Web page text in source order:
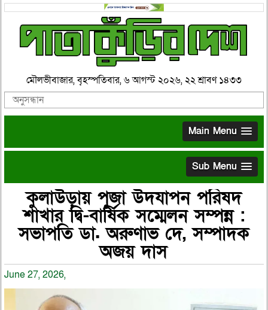
মৌলভীবাজার, বৃহস্পতিবার, ৬ আগস্ট ২০২৬, ২২ শ্রাবণ ১৪৩৩
Main Menu
Sub Menu
কুলাউড়ায় পূজা উদযাপন পরিষদ
শাখার দ্বি-বার্ষিক সম্মেলন সম্পন্ন :
সভাপতি ডা. অরুণাভ দে, সম্পাদক
অজয় দাস
June 27, 2026,